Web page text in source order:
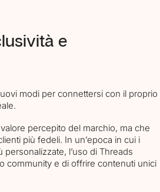
e
modi per connettersi con il proprio
percepito del marchio, ma che
più fedeli. In un’epoca in cui i
l’uso di Threads
community e di offrire contenuti unici